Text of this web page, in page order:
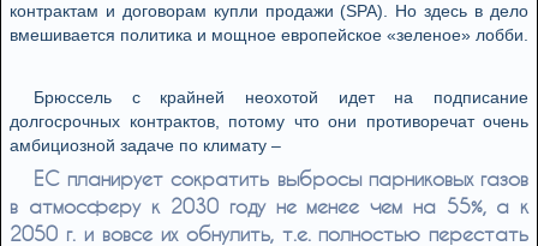
контрактам и договорам купли продажи (SPA). Но здесь в дело
вмешивается политика и мощное европейское «зеленое» лобби.
Брюссель с крайней неохотой идет на подписание
долгосрочных контрактов, потому что они противоречат очень
амбициозной задаче по климату –
ЕС планирует сократить выбросы парниковых газов
в атмосферу к 2030 году не менее чем на 55%, а к
2050 г. и вовсе их обнулить, т.е. полностью перестать